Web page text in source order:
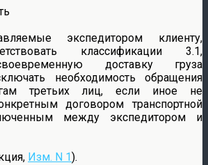
экспедитором клиенту,
классификации 3.1,
доставку груза
необходимость обращения
третьих лиц, если иное не
договором транспортной
между экспедитором и
Изм. N 1).